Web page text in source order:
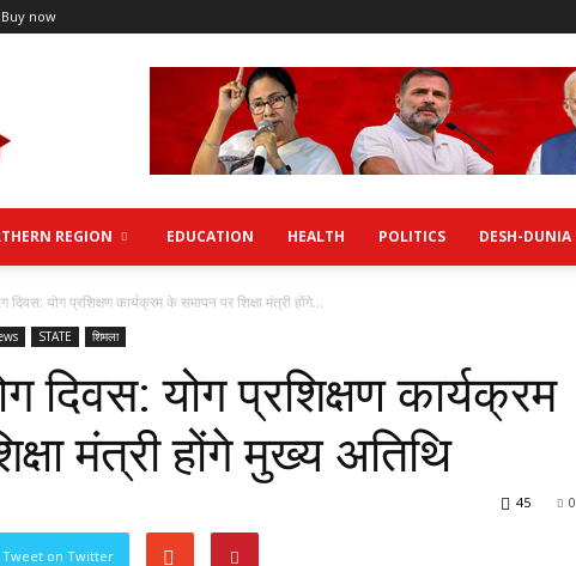
Buy now
REGION EDUCATION HEALTH POLITICS DESH-DUNIA
दिवस: योग प्रशिक्षण कार्यक्रम के समापन पर शिक्षा मंत्री होंगे...
STATE शिमला
दिवस: योग प्रशिक्षण कार्यक्रम
मंत्री होंगे मुख्य अतिथि
0
45
Tweet on Twitter